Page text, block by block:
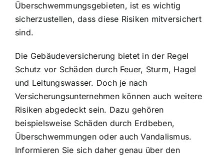
Überschwemmungsgebieten, ist es wichtig
sicherzustellen, dass diese Risiken mitversichert
sind.
Die Gebäudeversicherung bietet in der Regel
Schutz vor Schäden durch Feuer, Sturm, Hagel
und Leitungswasser. Doch je nach
Versicherungsunternehmen können auch weitere
Risiken abgedeckt sein. Dazu gehören
beispielsweise Schäden durch Erdbeben,
Überschwemmungen oder auch Vandalismus.
Informieren Sie sich daher genau über den